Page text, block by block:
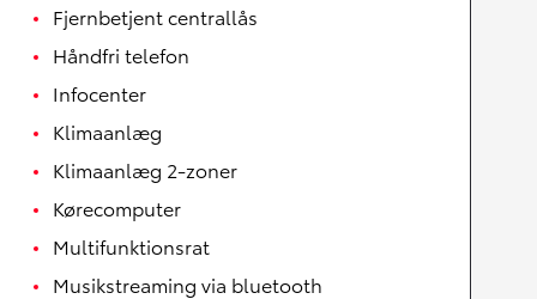
Fjernbetjent centrallås
Håndfri telefon
Infocenter
Klimaanlæg
Klimaanlæg 2-zoner
Kørecomputer
Multifunktionsrat
Musikstreaming via bluetooth